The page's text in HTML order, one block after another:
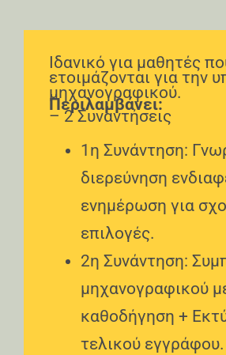
Ιδανικό για μαθητές
ετοιμάζονται για την
μηχανογραφικού.
Περιλαμβάνει:
– 2 Συναντήσεις
1η Συνάντηση:
διερεύνηση
ενημέρωση για
επιλογές.
2η Συνάντηση:
μηχανογραφικού
καθοδήγηση +
τελικού εγγράφου.